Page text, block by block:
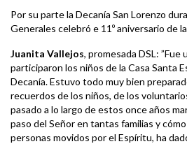
Por su parte la Decanía San Lorenzo
Generales celebró e 11º aniversario de
Juanita Vallejos, promesada DSL:
participaron los niños de la Casa Santa
Decanía. Estuvo todo muy bien
recuerdos de los niños, de los
pasado a lo largo de estos once años
paso del Señor en tantas familias y
personas movidos por el Espíritu, ha